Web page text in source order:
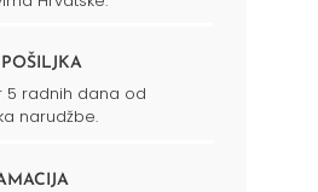
5 radnih dana od
narudžbe.